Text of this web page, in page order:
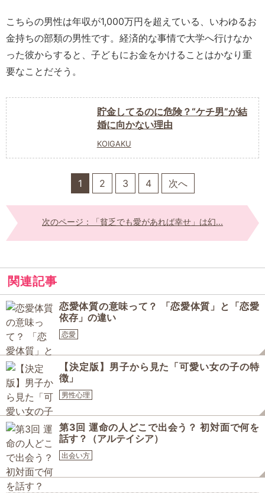
こちらの男性は年収が1,000万円を超えている、いわゆるお
金持ちの部類の男性です。経済的な事情で大学へ行けなか
った彼からすると、子どもにお金をかけることはかなり重
要なことだそう。
貯金してるのに危険？“ケチ男”が結
婚に向かない理由
KOIGAKU
1 2 3 4 次へ
次のページ：「貧乏でも愛があれば幸せ」は幻...
関連記事
恋愛体質の意味って？ 「恋愛体質」と「恋愛
依存」の違い
恋愛
【決定版】男子から見た「可愛い女の子の特
徴」
男性心理
第3回 運命の人どこで出会う？ 初対面で何を
話す？（アルテイシア）
出会い方